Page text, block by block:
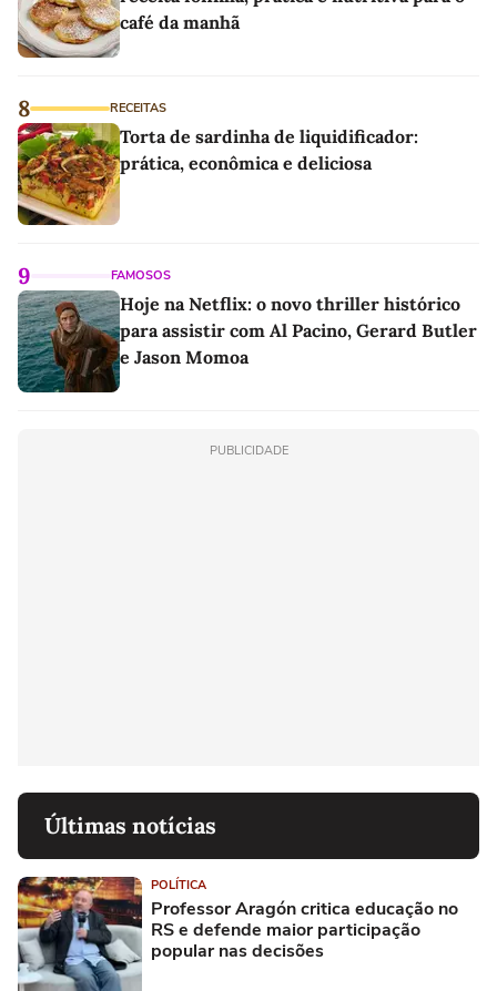
café da manhã
8 RECEITAS
Torta de sardinha de liquidificador:
prática, econômica e deliciosa
9 FAMOSOS
Hoje na Netflix: o novo thriller histórico
para assistir com Al Pacino, Gerard Butler
e Jason Momoa
PUBLICIDADE
Últimas notícias
POLÍTICA
Professor Aragón critica educação no
RS e defende maior participação
popular nas decisões